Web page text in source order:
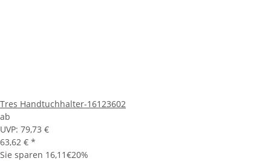
Tres Handtuchhalter-16123602
ab
UVP: 79,73 €
63,62 € *
Sie sparen 16,11€20%